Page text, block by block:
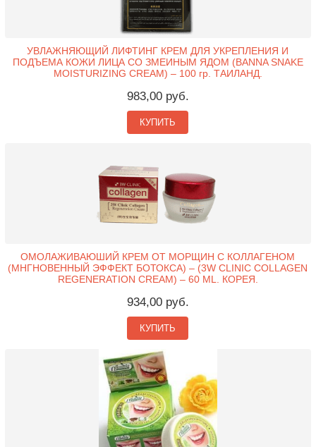
УВЛАЖНЯЮЩИЙ ЛИФТИНГ КРЕМ ДЛЯ УКРЕПЛЕНИЯ И
ПОДЪЕМА КОЖИ ЛИЦА СО ЗМЕИНЫМ ЯДОМ (BANNA SNAKE
MOISTURIZING CREAM) – 100 гр. ТАИЛАНД.
983,00 руб.
КУПИТЬ
ОМОЛАЖИВАЮШИЙ КРЕМ ОТ МОРЩИН С КОЛЛАГЕНОМ
(МНГНОВЕННЫЙ ЭФФЕКТ БОТОКСА) – (3W CLINIC COLLAGEN
REGENERATION CREAM) – 60 ML. КОРЕЯ.
934,00 руб.
КУПИТЬ